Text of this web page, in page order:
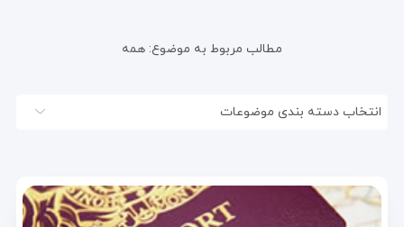
مطالب مربوط به موضوع: همه
انتخاب دسته بندی موضوعات